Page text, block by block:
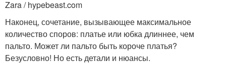
Zara / hypebeast.com
Наконец, сочетание, вызывающее максимальное
количество споров: платье или юбка длиннее, чем
пальто. Может ли пальто быть короче платья?
Безусловно! Но есть детали и нюансы.